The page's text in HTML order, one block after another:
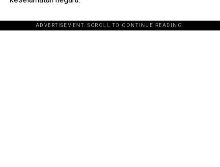
ADVERTISEMENT. SCROLL TO CONTINUE READING.